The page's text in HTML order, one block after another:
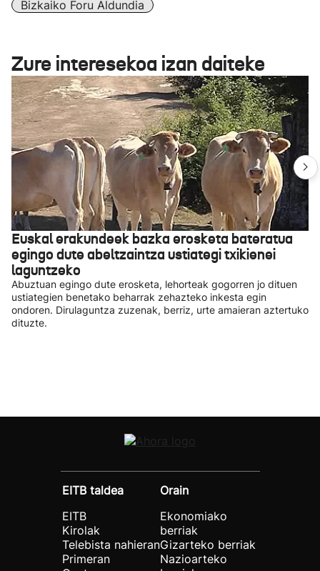
Bizkaiko Foru Aldundia
Zure interesekoa izan daiteke
Euskal erakundeek bazka erosketa bateratua
egingo dute abeltzaintza ustiategi txikienei
laguntzeko
Abuztuan egingo dute erosketa, lehorteak gogorren jo dituen
ustiategien benetako beharrak zehazteko inkesta egin
ondoren. Dirulaguntza zuzenak, berriz, urte amaieran aztertuko
dituzte.
EITB taldea
EITB
Kirolak
Telebista nahieran
Primeran
Orain
Ekonomiako
berriak
Gizarteko berriak
Nazioarteko